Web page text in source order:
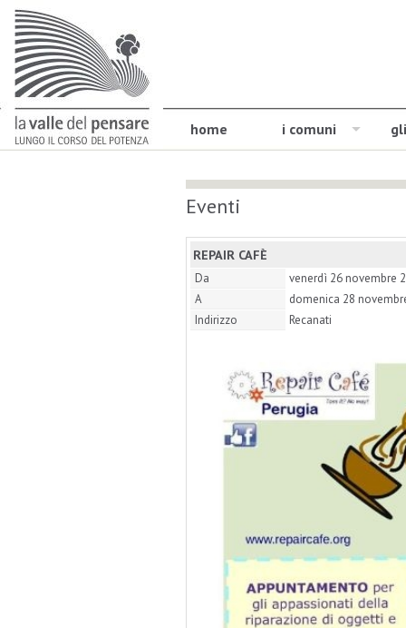
home i comuni
Eventi
REPAIR CAFÈ
Da
venerdì 26 novembre
A
domenica 28
Indirizzo
Recanati